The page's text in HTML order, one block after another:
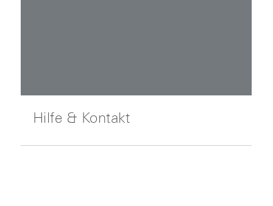
Hilfe & Kontakt